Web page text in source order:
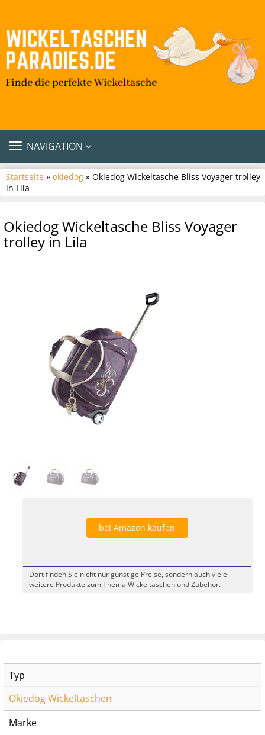
TOGGLE
NAVIGATION
Startseite » okiedog » Okiedog Wickeltasche Bliss Voyager trolley
in Lila
Okiedog Wickeltasche Bliss Voyager
trolley in Lila
bei Amazon kaufen
Dort finden Sie nicht nur günstige Preise, sondern auch viele
weitere Produkte zum Thema Wickeltaschen und Zubehör.
Typ
Okiedog Wickeltaschen
Marke